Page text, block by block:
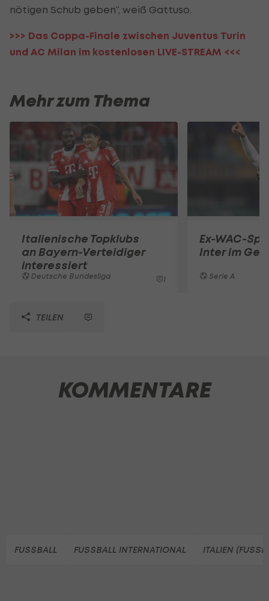
nötigen Schub geben“, weiß Gattuso.
>>> Das Coppa-Finale zwischen Juventus Turin
und AC Milan im kostenlosen LIVE-STREAM <<<
Mehr zum Thema
Italienische Topklubs
an Bayern-Verteidiger
interessiert
Deutsche Bundesliga 1
Ex-WAC-
Inter im
Serie A
TEILEN
KOMMENTARE
FUSSBALL FUSSBALL INTERNATIONAL ITALIEN